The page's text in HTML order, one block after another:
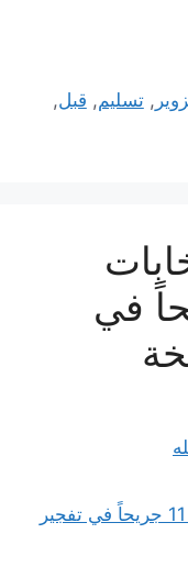
,تسليم, قبل,
11 جريحاً في